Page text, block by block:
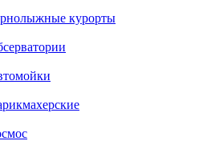
курорты